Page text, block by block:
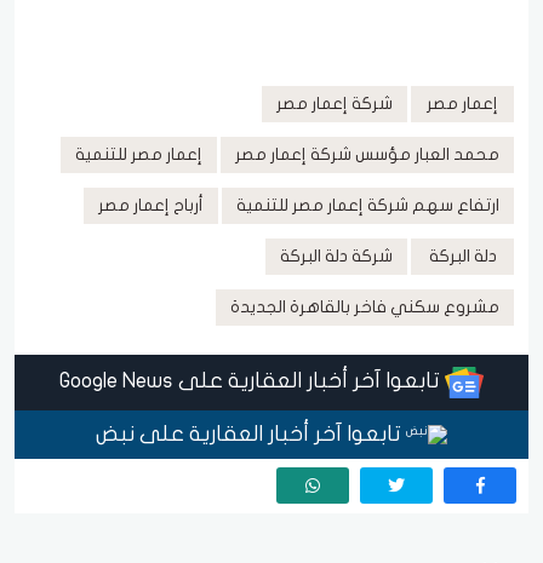
إعمار مصر شركة إعمار مصر
محمد العبار مؤسس شركة إعمار مصر إعمار مصر للتنمية
ارتفاع سهم شركة إعمار مصر للتنمية أرباح إعمار مصر
دلة البركة شركة دلة البركة
مشروع سكني فاخر بالقاهرة الجديدة
تابعوا آخر أخبار العقارية على Google News
تابعوا آخر أخبار العقارية على نبض